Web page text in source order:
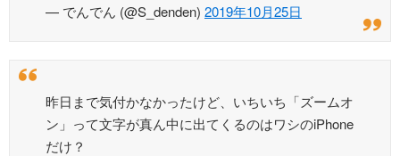
— でんでん (@S_denden) 2019年10月25日
昨日まで気付かなかったけど、いちいち「ズームオ
ン」って文字が真ん中に出てくるのはワシのiPhone
だけ？